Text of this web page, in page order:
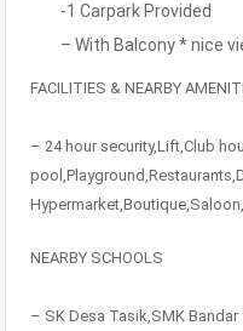
-1 Carpark Provided
– With Balcony * nice
FACILITIES & NEARBY
– 24 hour security,Lift,Club
NEARBY SCHOOLS
– SK Desa Tasik,SMK